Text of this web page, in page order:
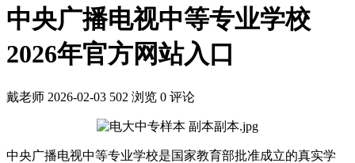
中央广播电视中等专业学校
2026年官方网站入口
戴老师 2026-02-03 502 浏览 0 评论
中央广播电视中等专业学校是国家教育部批准成立的真实学